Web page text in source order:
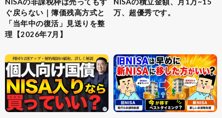
ぐ戻らない｜簿価残高方式と
「当年中の復活」見送りを整
理【2026年7月】
万、超優秀です。